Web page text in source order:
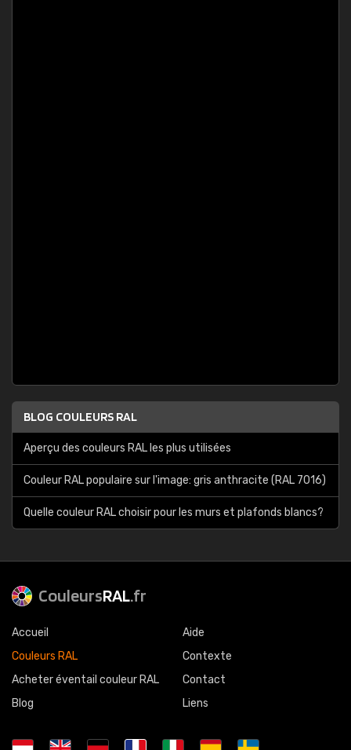
BLOG COULEURS RAL
Aperçu des couleurs RAL les plus utilisées
Couleur RAL populaire sur l'image: gris anthracite (RAL 7016)
Quelle couleur RAL choisir pour les murs et plafonds blancs?
CouleursRAL.fr
Accueil
Couleurs RAL
Acheter éventail couleur RAL
Blog
Aide
Contexte
Contact
Liens